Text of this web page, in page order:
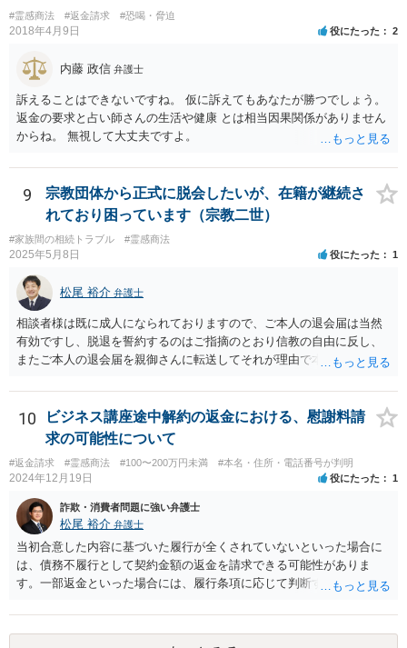
#霊感商法 #返金請求 #恐喝・脅迫
2018年4月9日 役にたった 2
内藤 政信 弁護士
訴えることはできないですね。 仮に訴えてもあなたが勝つでしょう。
返金の要求と占い師さんの生活や健康 とは相当因果関係がありません
からね。 無視して大丈夫ですよ。
9
宗教団体から正式に脱会したいが、在籍が継続さ
れており困っています（宗教二世）
#家族間の相続トラブル #霊感商法
2025年5月8日 役にたった 1
松尾 裕介 弁護士
相談者様は既に成人になられておりますので、ご本人の退会届は当然
有効ですし、脱退を誓約するのはご指摘のとおり信教の自由に反し、
またご本人の退会届を親御さんに転送してそれが理由で本部が退会に
ような理由で、誠実に対応いただけなければ損害賠償請求も検討する
旨申し入れたうえで、弁護士名義等で、退会証明等を依頼する内容証
明郵便を本部宛に送付することが考えられるかと思います。
10
ビジネス講座途中解約の返金における、慰謝料請
求の可能性について
#返金請求 #霊感商法 #100〜200万円未満 #本名・住所・電話番号が判明
2024年12月19日 役にたった 1
詐欺・消費者問題に強い弁護士
松尾 裕介 弁護士
当初合意した内容に基づいた履行が全くされていないといった場合に
は、債務不履行として契約金額の返金を請求できる可能性がありま
す。一部返金といった場合には、履行条項に応じて判断することも考
単に契約違反ということになると、慰謝料請求などは法的には認めら
れない可能性が高いと考えられます。 結局のところ相手方が遅々と